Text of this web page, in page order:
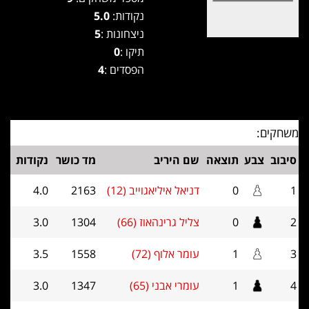
נקודות: 5.0
ניצחונות :5
תיקו :0
הפסדים :4
משחקים:
סיבוב צבע תוצאה שם היריב מד כושר נקודות
1
0 דניאל איליאגוייב (12) 2163
4.0
2
0 צליל גרינהאוז (66) 1304
3.0
3
1 עומר אלוף (72) 1558
3.5
4
1 עומרי אבני (65) 1347
3.0